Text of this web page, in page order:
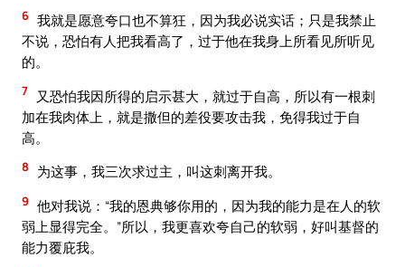
6 我就是愿意夸口也不算狂，因为我必说实话；只是我禁止
不说，恐怕有人把我看高了，过于他在我身上所看见所听见
的。
7
又恐怕我因所得的启示甚大，就过于自高，所以有一根刺
加在我肉体上，就是撒但的差役要攻击我，免得我过于自
高。
8 为这事，我三次求过主，叫这刺离开我。
9 他对我说：“我的恩典够你用的，因为我的能力是在人的软
弱上显得完全。”所以，我更喜欢夸自己的软弱，好叫基督的
能力覆庇我。